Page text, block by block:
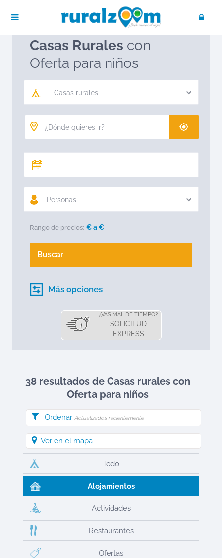
Casas rurales
Casas Rurales con
Oferta para niños
Casas rurales
Personas
Rango de precios: € a€
Buscar
Más opciones
¿VAS MAL DE TIEMPO?
SOLICITUD
EXPRESS
38 resultados de Casas rurales con
Oferta para niños
Ordenar Actualizados recientemente
Ver en el mapa
Todo
Alojamientos
Actividades
Restaurantes
Ofertas